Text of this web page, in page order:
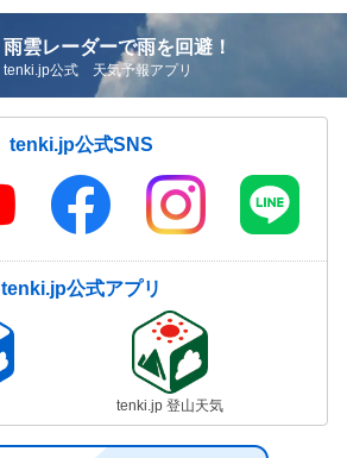
雨雲レーダーで雨を回避！
tenki.jp公式 天気予報アプリ
tenki.jp公式SNS
tenki.jp公式アプリ
tenki.jp 登山天気